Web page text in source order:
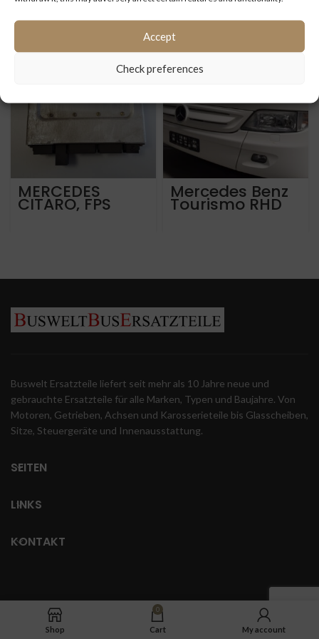
Accept
Check preferences
MERCEDES
CITARO, FPS
STEUERGERAT
Mercedes Benz
Tourismo RHD
Front
Buswelt Ersatzteile liefert seit mehr als 10 Jahre neue und
gebrauchte Ersatzteile für alle Marken, Typen und Baujahre. Von
Motoren, Getrieben, Achsen und Karosserieteile bis Glasscheiben,
Sitze, Steuergeräte und Innenausstattung.
SEITEN
LINKS
KONTAKT
Shop
0
Cart My account